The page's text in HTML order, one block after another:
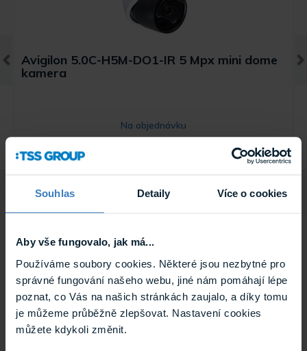
Souhlas Detaily Více o cookies
Aby vše fungovalo, jak má...
Používáme soubory cookies. Některé jsou nezbytné pro
správné fungování našeho webu, jiné nám pomáhají lépe
poznat, co Vás na našich stránkách zaujalo, a díky tomu
je můžeme průběžně zlepšovat. Nastavení cookies
můžete kdykoli změnit.
Avigilon 5.0C-H5M-DO1-IR 5 Mpx mini dome
kamera
Na objednávku
5.0C-H5M-DO1-IR